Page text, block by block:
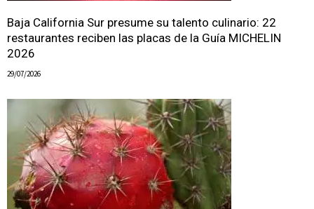
Baja California Sur presume su talento culinario: 22
restaurantes reciben las placas de la Guía MICHELIN
2026
29/07/2026